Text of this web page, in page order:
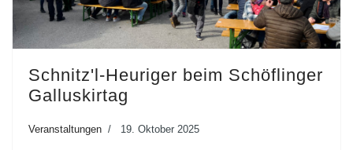
Schnitz'l-Heuriger beim Schöflinger
Galluskirtag
Veranstaltungen 19. Oktober 2025